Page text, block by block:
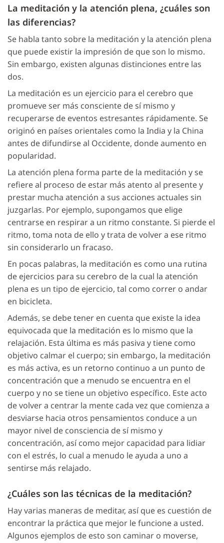
La meditación y la atención plena, ¿cuáles son
las diferencias?
Se habla tanto sobre la meditación y la atención plena
que puede existir la impresión de que son lo mismo.
Sin embargo, existen algunas distinciones entre las
dos.
La meditación es un ejercicio para el cerebro que
promueve ser más consciente de sí mismo y
recuperarse de eventos estresantes rápidamente. Se
originó en países orientales como la India y la China
antes de difundirse al Occidente, donde aumento en
popularidad.
La atención plena forma parte de la meditación y se
refiere al proceso de estar más atento al presente y
prestar mucha atención a sus acciones actuales sin
juzgarlas. Por ejemplo, supongamos que elige
centrarse en respirar a un ritmo constante. Si pierde el
ritmo, toma nota de ello y trata de volver a ese ritmo
sin considerarlo un fracaso.
En pocas palabras, la meditación es como una rutina
de ejercicios para su cerebro de la cual la atención
plena es un tipo de ejercicio, tal como correr o andar
en bicicleta.
Además, se debe tener en cuenta que existe la idea
equivocada que la meditación es lo mismo que la
relajación. Esta última es más pasiva y tiene como
objetivo calmar el cuerpo; sin embargo, la meditación
es más activa, es un retorno continuo a un punto de
concentración que a menudo se encuentra en el
cuerpo y no se tiene un objetivo específico. Este acto
de volver a centrar la mente cada vez que comienza a
desviarse hacia otros pensamientos conduce a un
mayor nivel de consciencia de sí mismo y
concentración, así como mejor capacidad para lidiar
con el estrés, lo cual a menudo le ayuda a uno a
sentirse más relajado.
¿Cuáles son las técnicas de la meditación?
Hay varias maneras de meditar, así que es cuestión de
encontrar la práctica que mejor le funcione a usted.
Algunos ejemplos de esto son caminar o moverse,